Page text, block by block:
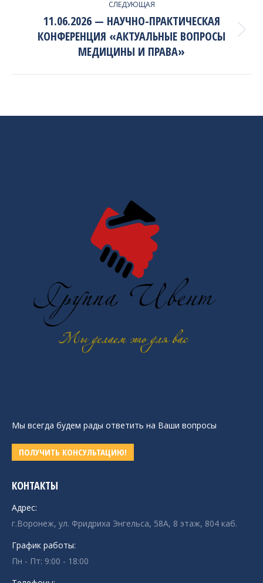
СЛЕДУЮЩАЯ
Next
project:
11.06.2026 — НАУЧНО-ПРАКТИЧЕСКАЯ
КОНФЕРЕНЦИЯ «АКТУАЛЬНЫЕ ВОПРОСЫ
МЕДИЦИНЫ И ПРАВА»
Мы всегда будем рады ответить на Ваши вопросы
ПОЛУЧИТЬ КОНСУЛЬТАЦИЮ!
КОНТАКТЫ
Адрес:
г.Воронеж, ул. Фридриха Энгельса, 58А, 8 этаж, 804 каб.
График работы:
Пн - Пт: 9:00 - 18:00